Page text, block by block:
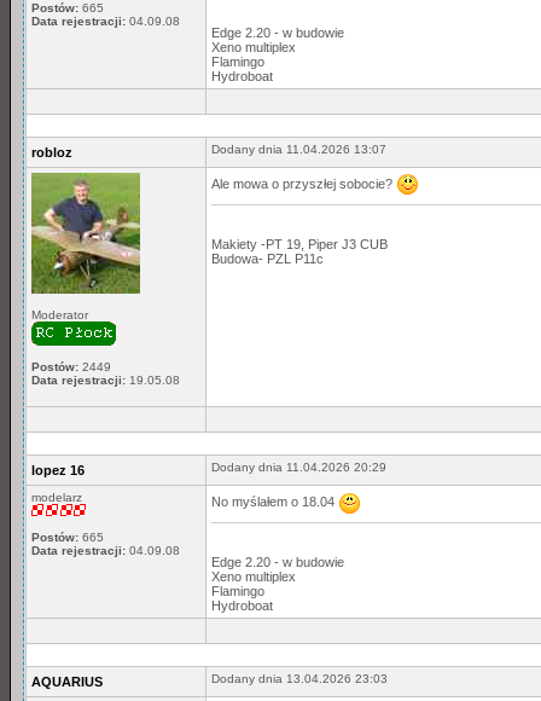
Postów: 665
Data rejestracji: 04.09.08
Edge 2.20 - w budowie
Xeno multiplex
Flamingo
Hydroboat
robloz Dodany dnia 11.04.2026 13:07
Moderator
Postów: 2449
Data rejestracji: 19.05.08
Ale mowa o przyszłej sobocie?
Makiety -PT 19, Piper J3 CUB
Budowa- PZL P11c
lopez 16 Dodany dnia 11.04.2026 20:29
modelarz
Postów: 665
Data rejestracji: 04.09.08
No myślałem o 18.04
Edge 2.20 - w budowie
Xeno multiplex
Flamingo
Hydroboat
AQUARIUS Dodany dnia 13.04.2026 23:03